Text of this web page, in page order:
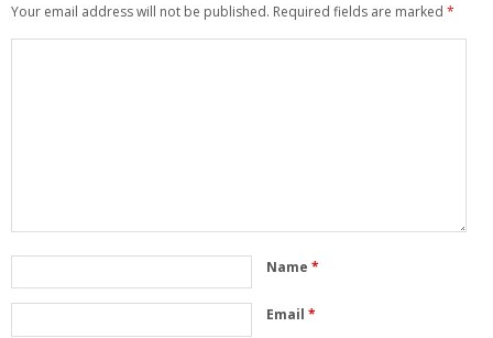
Your email address will not be published. Required fields are marked *
Name *
Email *